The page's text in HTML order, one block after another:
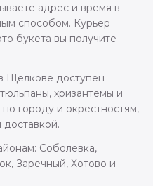
адрес и время в
способом. Курьер
букета вы получите
Щёлкове доступен
хризантемы и
городу и окрестностям,
Соболевка,
Заречный, Хотово и